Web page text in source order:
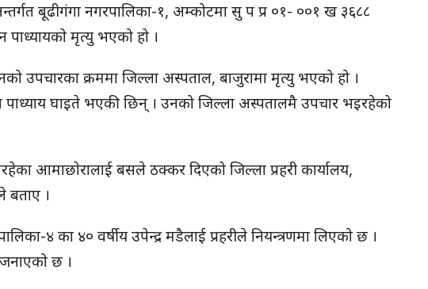
बूढीगंगा नगरपालिका-१, अम्कोटमा सु प प्र ०१- ००१ ख ३६८८
मृत्यु भएको हो ।
उपचारका क्रममा जिल्ला अस्पताल, बाजुरामा मृत्यु भएको हो ।
पाध्याय घाइते भएकी छिन् । उनको जिल्ला अस्पतालमै उपचार भइरहेको
आमाछाेरालाई बसले ठक्कर दिएको जिल्ला प्रहरी कार्यालय,
बताए ।
४ का ४० वर्षीय उपेन्द्र मडैलाई प्रहरीले नियन्त्रणमा लिएको छ ।
छ ।